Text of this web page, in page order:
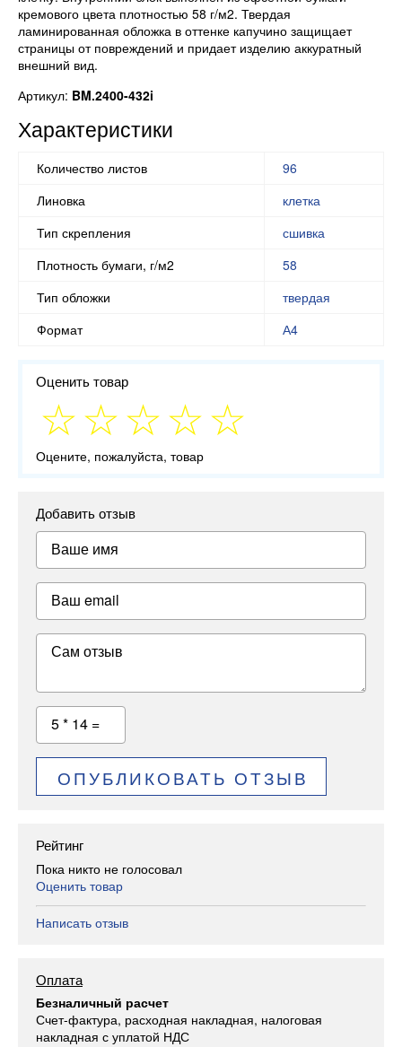
кремового цвета плотностью 58 г/м2. Твердая
ламинированная обложка в оттенке капучино защищает
страницы от повреждений и придает изделию аккуратный
внешний вид.
Артикул: BM.2400-432i
Характеристики
Количество листов
96
Линовка
клетка
Тип скрепления
сшивка
Плотность бумаги, г/м2
58
Тип обложки
твердая
Формат
А4
Оценить товар
Оцените, пожалуйста, товар
Добавить отзыв
Ваше имя
Ваш email
Сам отзыв
5 * 14 =
ОПУБЛИКОВАТЬ ОТЗЫВ
Рейтинг
Пока никто не голосовал
Оценить товар
Написать отзыв
Оплата
Безналичный расчет
Счет-фактура, расходная накладная, налоговая
накладная с уплатой НДС